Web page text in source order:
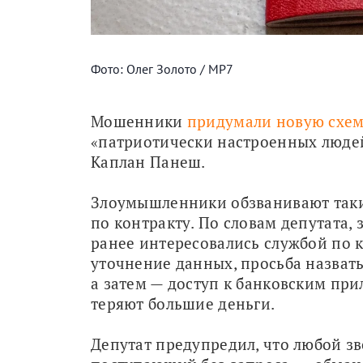
Фото: Олег Золото / МР7
Мошенники придумали новую
«патриотически настроенных
Каплан Панеш.
Злоумышленники обзванивают
по контракту. По словам депутата,
ранее интересовались службой по
уточнение данных, просьба
а затем — доступ к банковским
теряют большие деньги.
Депутат предупредил, что любой